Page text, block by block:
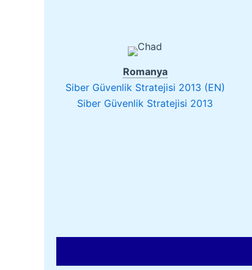
Romanya
Siber Güvenlik Stratejisi 2013 (EN)
Siber Güvenlik Stratejisi 2013